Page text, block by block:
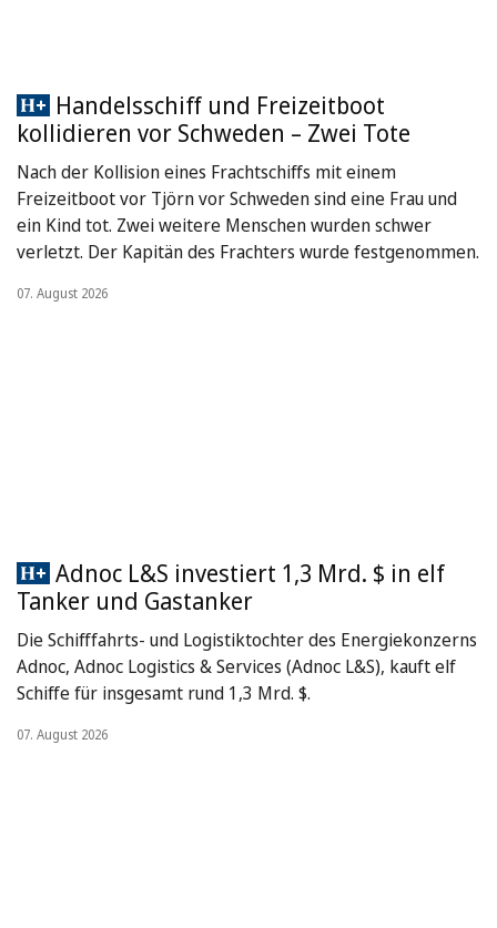
Handelsschiff und Freizeitboot
kollidieren vor Schweden – Zwei Tote
Nach der Kollision eines Frachtschiffs mit einem
Freizeitboot vor Tjörn vor Schweden sind eine Frau und
ein Kind tot. Zwei weitere Menschen wurden schwer
verletzt. Der Kapitän des Frachters wurde festgenommen.
07. August 2026
Adnoc L&S investiert 1,3 Mrd. $ in elf
Tanker und Gastanker
Die Schifffahrts- und Logistiktochter des Energiekonzerns
Adnoc, Adnoc Logistics & Services (Adnoc L&S), kauft elf
Schiffe für insgesamt rund 1,3 Mrd. $.
07. August 2026